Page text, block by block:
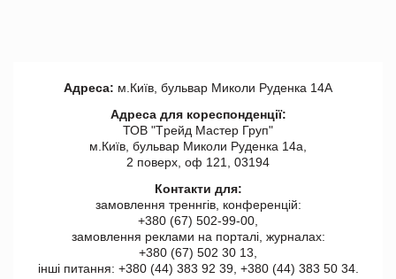
Адреса: м.Київ, бульвар Миколи Руденка 14А
Адреса для кореспонденції:
ТОВ "Tрейд Мастер Груп"
м.Київ, бульвар Миколи Руденка 14а,
2 поверх, оф 121, 03194
Контакти для:
замовлення треннгів, конференцій:
+380 (67) 502-99-00,
замовлення реклами на порталі, журналах:
+380 (67) 502 30 13,
інші питання: +380 (44) 383 92 39, +380 (44) 383 50 34.